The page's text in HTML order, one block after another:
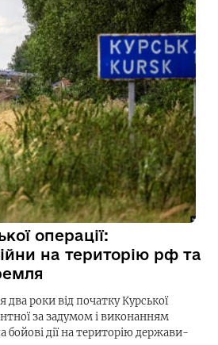
операції:
на територію рф та
два роки від початку Курської
за задумом і виконанням
бойові дії на територію держави-